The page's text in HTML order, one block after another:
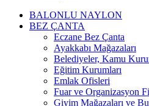
BALONLU NAYLON
BEZ ÇANTA
Eczane Bez Çanta
Ayakkabı Mağazaları
Belediyeler, Kamu
Eğitim Kurumları
Emlak Ofisleri
Fuar ve Organizasyon
Giyim Mağazaları ve